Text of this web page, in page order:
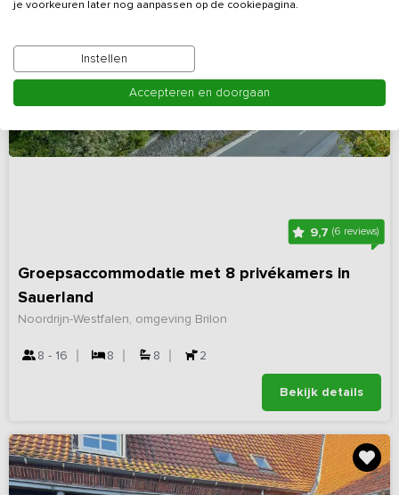
9,7(6 reviews)
Groepsaccommodatie met 8 privékamers in
Sauerland
Noordrijn-Westfalen, omgeving Brilon
8 - 16 8 8 2
Bekijk details
je voorkeuren later nog aanpassen op de cookiepagina.
Instellen
Accepteren en doorgaan